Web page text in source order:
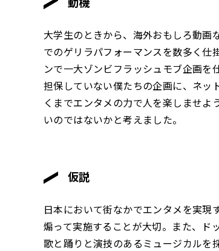
大学生のときから、海外おもしろ動画
でのゲリラパフォーマンスを数多く仕
ンで一大ゾンビフラッシュモブ企画を
担保していない僕たちの企画に、ネッ
くまでエンタメの力で人を楽しませ
いのではないかと考えました。
仮説
日本において街なかでエンタメを実現
煽って実施することが大切。また、ド
歌と踊りと演技のあるミュージカルを